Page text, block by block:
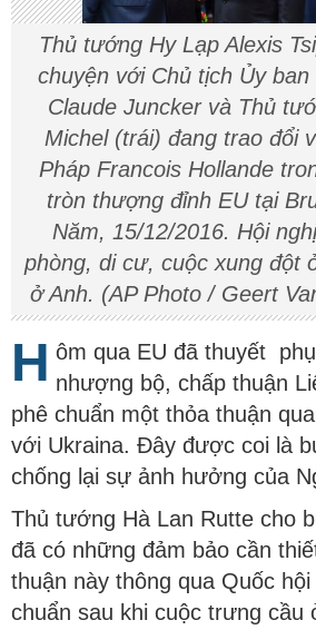
Thủ tướng Hy Lạp Alexis
chuyện với Chủ tịch Ủy
Claude Juncker và Thủ
Michel (trái) đang trao đổi
Pháp Francois Hollande
tròn thượng đỉnh EU tại
Năm, 15/12/2016. Hội
phòng, di cư, cuộc xung đột
ở Anh. (AP Photo / Geert
H ôm qua EU đã thuyết
nhượng bộ, chấp thuận
phê chuẩn một thỏa thuận
với Ukraina. Đây được coi là
chống lại sự ảnh hưởng của
Thủ tướng Hà Lan Rutte cho
đã có những đảm bảo cần
thuận này thông qua Quốc
chuẩn sau khi cuộc trưng cầu